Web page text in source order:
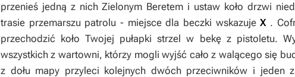
przenieś jedną z nichZielonym Beretem i ustaw koło drzwi
trasie przemarszu patrolu - miejsce dla beczki wskazujeX .
przechodzić koło Twojej pułapki strzel w bekę z pistoletu.
wszystkich z wartowni, którzy mogli wyjść cało z walącego się
z dołu mapy przyleci kolejnych dwóch przeciwników i jeden